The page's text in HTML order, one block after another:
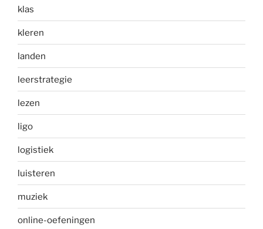
klas
kleren
landen
leerstrategie
lezen
ligo
logistiek
luisteren
muziek
online-oefeningen